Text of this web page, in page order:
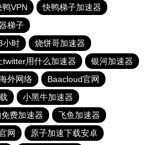
鸭VPN
快鸭梯子加速器
梯子
小时
烧饼哥加速器
twitter用什么加速器
银河加速器
外网络
Baacloud官网
小黑牛加速器
费加速器
飞鱼加速器
网 原子加速下载安卓